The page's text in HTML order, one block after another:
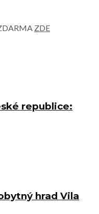
ZDE
republice:
hrad Vila